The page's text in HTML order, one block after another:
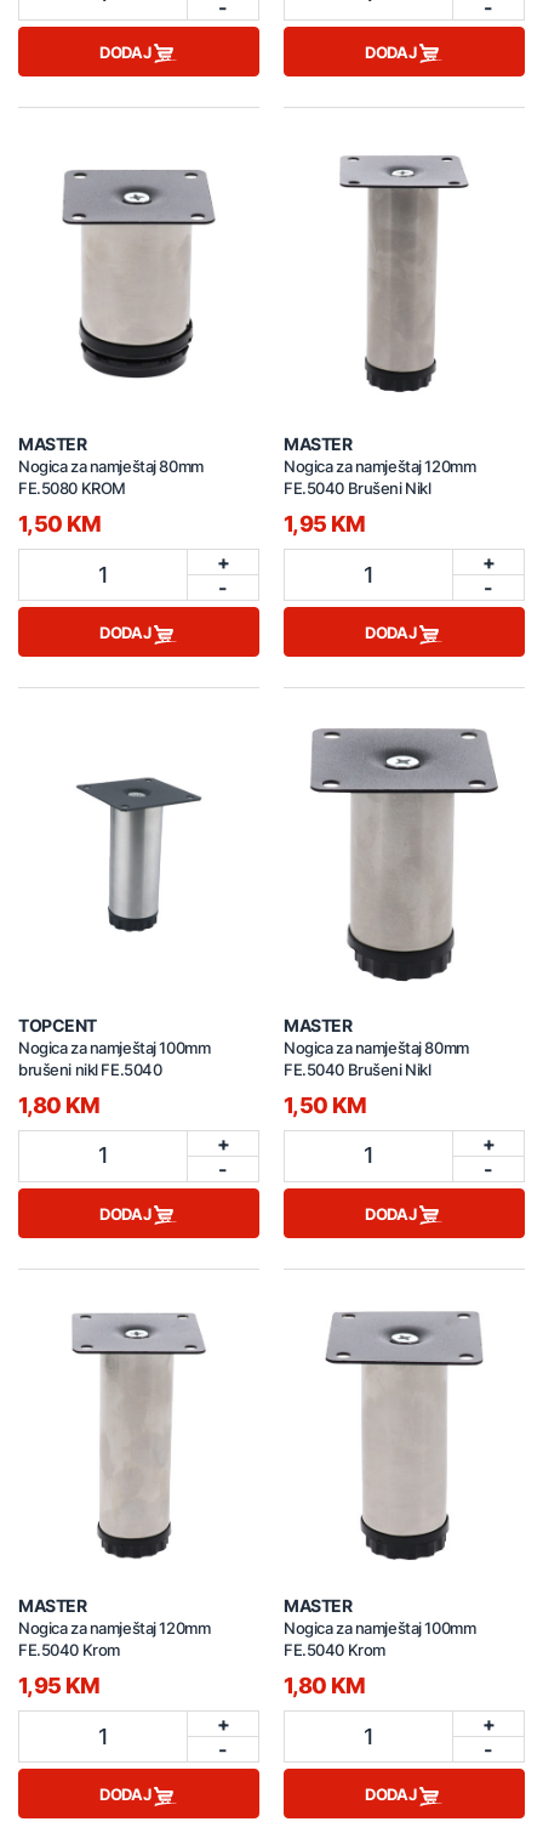
-
DODAJ
-
DODAJ
MASTER
Nogica za namještaj 80mm
FE.5080 KROM
1,50 KM
1
+
-
DODAJ
MASTER
Nogica za namještaj 120mm
FE.5040 Brušeni Nikl
1,95 KM
1
+
-
DODAJ
TOPCENT
Nogica za namještaj 100mm
brušeni nikl FE.5040
1,80 KM
1
+
-
DODAJ
MASTER
Nogica za namještaj 80mm
FE.5040 Brušeni Nikl
1,50 KM
1
+
-
DODAJ
MASTER
Nogica za namještaj 120mm
FE.5040 Krom
1,95 KM
1
+
-
DODAJ
MASTER
Nogica za namještaj 100mm
FE.5040 Krom
1,80 KM
1
+
-
DODAJ